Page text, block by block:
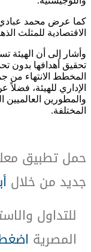
كما عرض محمد
الاقتصادية للمثلث الذهبي
وأشار إلى أن الهيئة
تحقيق أهدافها بدون
المخطط الانتهاء من
الإداري للهيئة،
والمطورين
المختلفة.
حمل تطبيق
جديد من خلال
للتداول
المصرية